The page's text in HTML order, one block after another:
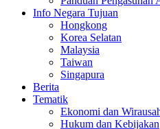
Info Negara Tujuan
Hongkong
Korea Selatan
Malaysia
Taiwan
Singapura
Berita
Tematik
Ekonomi dan
Hukum dan Kebijakan